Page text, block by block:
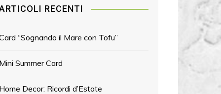
RECENTI
“Sognando il Mare con Tofu”
Summer Card
Decor: Ricordi d’Estate